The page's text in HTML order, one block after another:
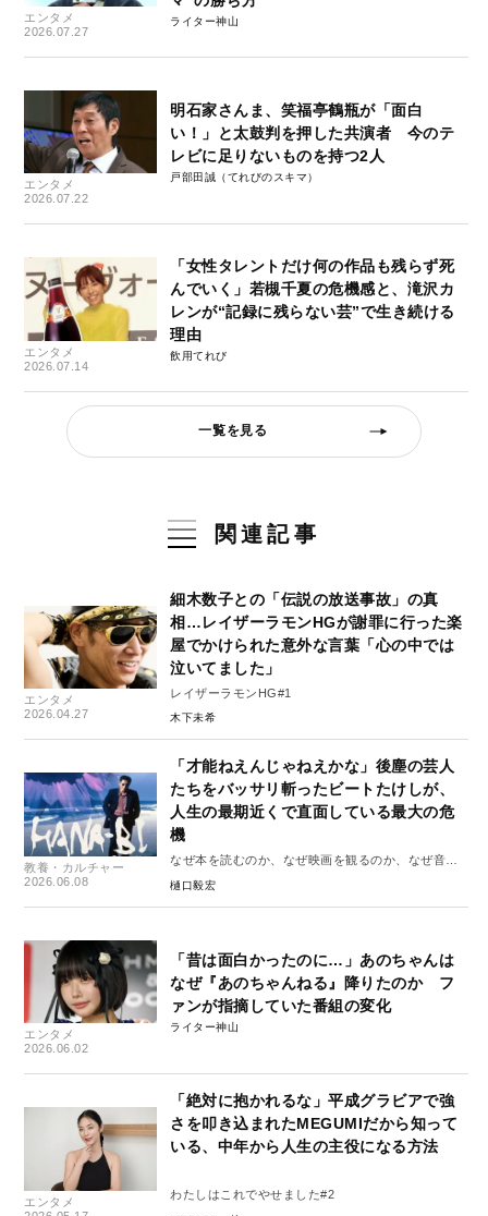
エンタメ
2026.07.27
ライター神山
エンタメ
2026.07.22
明石家さんま、笑福亭鶴瓶が「面白
い！」と太鼓判を押した共演者 今のテ
レビに足りないものを持つ2人
戸部田誠（てれびのスキマ）
エンタメ
2026.07.14
「女性タレントだけ何の作品も残らず死
んでいく」若槻千夏の危機感と、滝沢カ
レンが“記録に残らない芸”で生き続ける
理由
飲用てれび
一覧を見る
関連記事
エンタメ
2026.04.27
細木数子との「伝説の放送事故」の真
相…レイザーラモンHGが謝罪に行った楽
屋でかけられた意外な言葉「心の中では
泣いてました」
レイザーラモンHG#1
木下未希
教養・カルチャー
2026.06.08
「才能ねえんじゃねえかな」後塵の芸人
たちをバッサリ斬ったビートたけしが、
人生の最期近くで直面している最大の危
機
なぜ本を読むのか、なぜ映画を観るのか、なぜ音楽
を聴くのか#2
樋口毅宏
エンタメ
2026.06.02
「昔は面白かったのに…」あのちゃんは
なぜ『あのちゃんねる』降りたのか フ
ァンが指摘していた番組の変化
ライター神山
エンタメ
「絶対に抱かれるな」平成グラビアで強
さを叩き込まれたMEGUMIだから知って
いる、中年から人生の主役になる方法
わたしはこれでやせました#2